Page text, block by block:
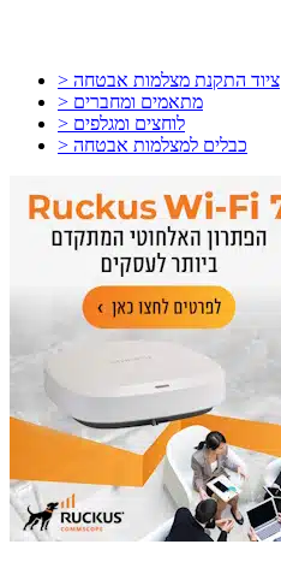
> ציוד התקנת מצלמות אבטחה
> מתאמים ומחברים
> לוחצים ומגלפים
> כבלים למצלמות אבטחה